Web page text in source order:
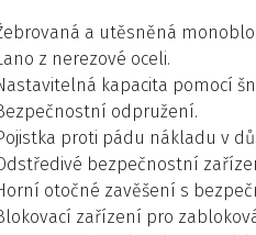
a utěsněná
z nerezové oceli.
kapacita pomocí
odpružení.
proti pádu nákladu v
bezpečnostní
otočné zavěšení s
zařízení pro